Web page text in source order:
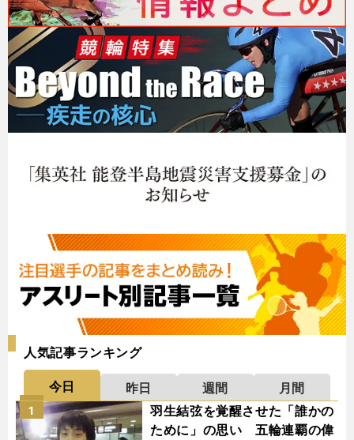
人気記事ランキング
今日 昨日 週間
月間
羽生結弦を覚醒させた「誰かの
ために」の思い 五輪連覇の偉
1